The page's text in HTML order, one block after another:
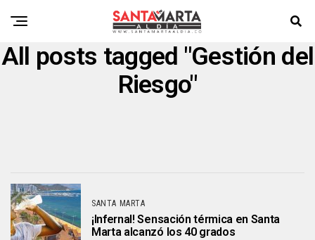
All posts tagged "Gestión del
Riesgo"
SANTA MARTA
¡Infernal! Sensación térmica en Santa
Marta alcanzó los 40 grados